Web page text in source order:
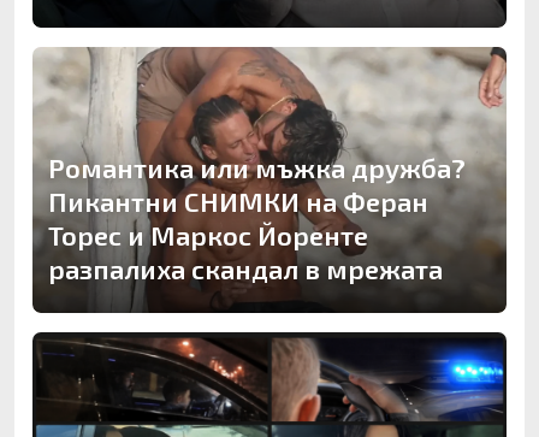
Романтика или мъжка дружба?
Пикантни СНИМКИ на Феран
Торес и Маркос Йоренте
разпалиха скандал в мрежата